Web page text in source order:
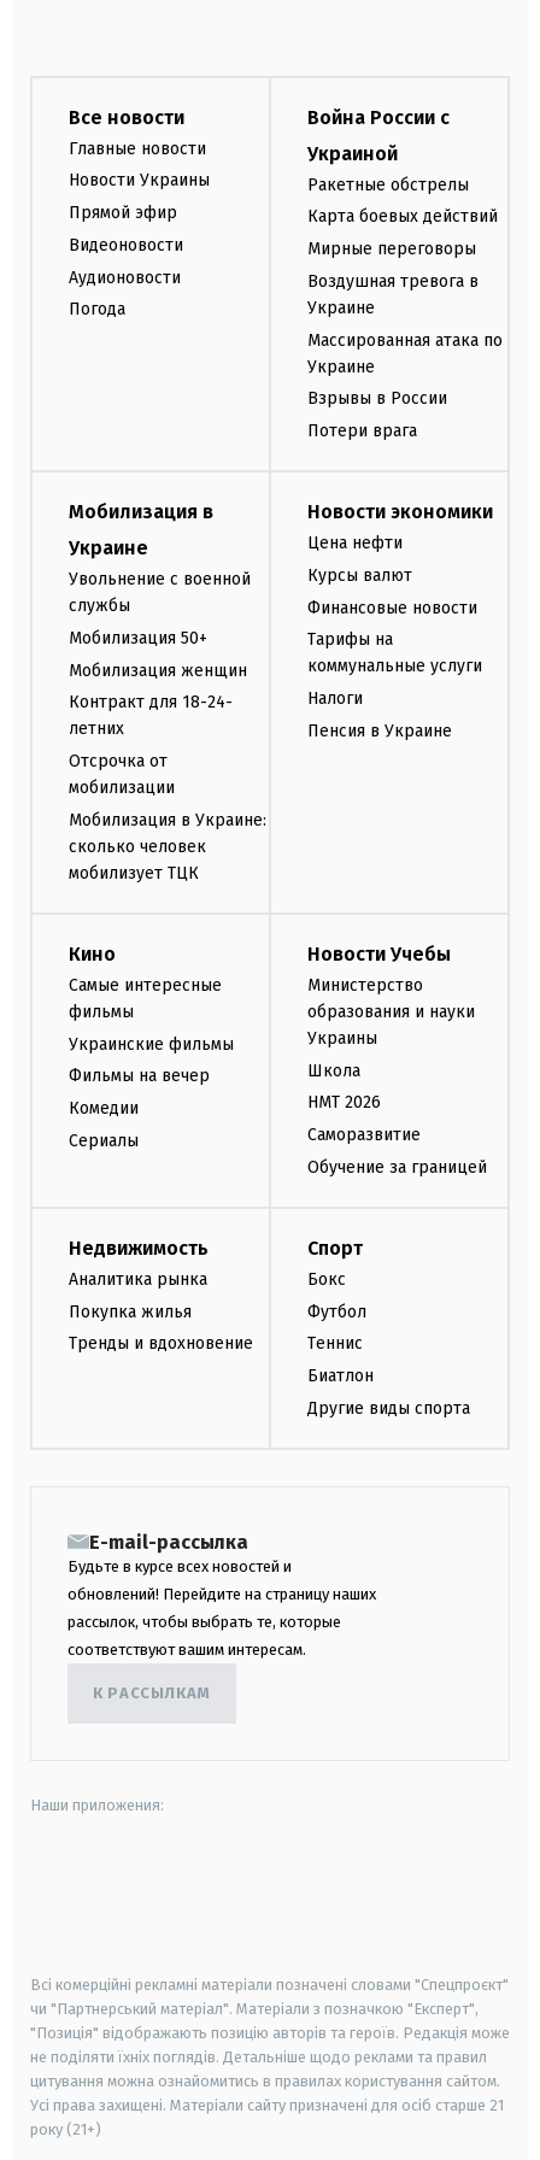
Все новости
Главные новости
Новости Украины
Прямой эфир
Видеоновости
Аудионовости
Погода
Война России с
Украиной
Ракетные обстрелы
Карта боевых действий
Мирные переговоры
Воздушная тревога в
Украине
Массированная атака по
Украине
Взрывы в России
Потери врага
Мобилизация в
Украине
Увольнение с военной
службы
Мобилизация 50+
Мобилизация женщин
Контракт для 18-24-
летних
Отсрочка от
мобилизации
Мобилизация в Украине:
сколько человек
мобилизует ТЦК
Новости экономики
Цена нефти
Курсы валют
Финансовые новости
Тарифы на
коммунальные услуги
Налоги
Пенсия в Украине
Кино
Самые интересные
фильмы
Украинские фильмы
Фильмы на вечер
Комедии
Сериалы
Новости Учебы
Министерство
образования и науки
Украины
Школа
НМТ 2026
Саморазвитие
Обучение за границей
Недвижимость
Аналитика рынка
Покупка жилья
Тренды и вдохновение
Спорт
Бокс
Футбол
Теннис
Биатлон
Другие виды спорта
E-mail-рассылка
Будьте в курсе всех новостей и
обновлений! Перейдите на страницу наших
рассылок, чтобы выбрать те, которые
соответствуют вашим интересам.
К РАССЫЛКАМ
Наши приложения:
Всі комерційні рекламні матеріали позначені словами "Спецпроєкт"
чи "Партнерський матеріал". Матеріали з позначкою "Експерт",
"Позиція" відображають позицію авторів та героїв. Редакція може
не поділяти їхніх поглядів. Детальніше щодо реклами та правил
цитування можна ознайомитись в правилах користування сайтом.
Усі права захищені. Матеріали сайту призначені для осіб старше 21
року (21+)